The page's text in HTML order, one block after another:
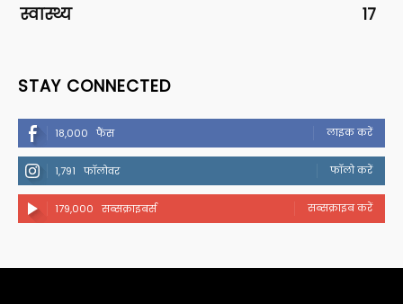
स्वास्थ्य
17
STAY CONNECTED
18,000 फैंस लाइक करें
1,791 फॉलोवर फॉलो करें
179,000 सब्सक्राइबर्स सब्सक्राइब करें